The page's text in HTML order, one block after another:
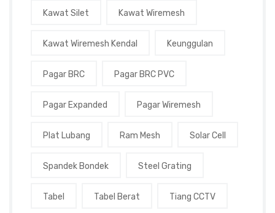
Kawat Silet Kawat Wiremesh
Kawat Wiremesh Kendal Keunggulan
Pagar BRC Pagar BRC PVC
Pagar Expanded Pagar Wiremesh
Plat Lubang Ram Mesh Solar Cell
Spandek Bondek Steel Grating
Tabel Tabel Berat Tiang CCTV